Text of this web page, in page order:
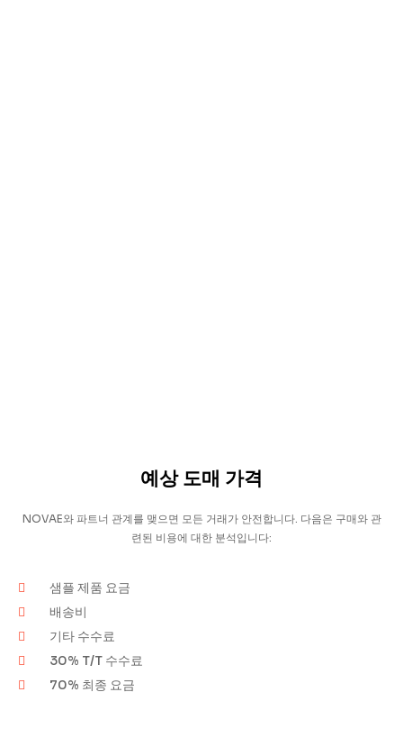
예상 도매 가격
NOVAE와 파트너 관계를 맺으면 모든 거래가 안전합니다. 다음은 구매와 관
련된 비용에 대한 분석입니다:
샘플 제품 요금
배송비
기타 수수료
30% T/T 수수료
70% 최종 요금